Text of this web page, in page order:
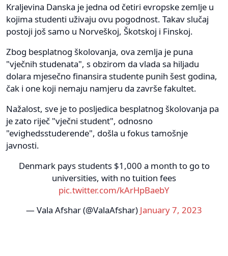
Kraljevina Danska je jedna od četiri evropske zemlje u
kojima studenti uživaju ovu pogodnost. Takav slučaj
postoji još samo u Norveškoj, Škotskoj i Finskoj.
Zbog besplatnog školovanja, ova zemlja je puna
"vječnih studenata", s obzirom da vlada sa hiljadu
dolara mjesečno finansira studente punih šest godina,
čak i one koji nemaju namjeru da završe fakultet.
Nažalost, sve je to posljedica besplatnog školovanja pa
je zato riječ "vječni student", odnosno
"evighedsstuderende", došla u fokus tamošnje
javnosti.
Denmark pays students $1,000 a month to go to
universities, with no tuition fees
pic.twitter.com/kArHpBaebY
— Vala Afshar (@ValaAfshar) January 7, 2023